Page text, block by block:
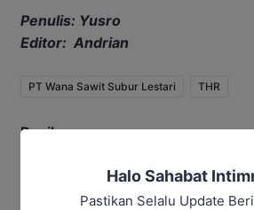
Penulis: Yusro
Editor: Andrian
PT Wana Sawit Subur Lestari THR
Bagikan
Halo Sahabat
Pastikan Selalu Update